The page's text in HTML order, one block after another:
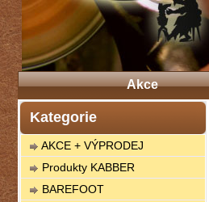
Akce
Kategorie
AKCE + VÝPRODEJ
Produkty KABBER
BAREFOOT